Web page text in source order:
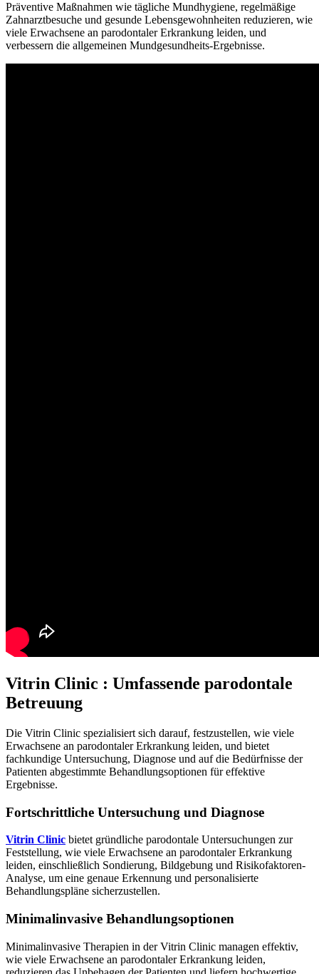
Präventive Maßnahmen wie tägliche Mundhygiene, regelmäßige
Zahnarztbesuche und gesunde Lebensgewohnheiten reduzieren, wie
viele Erwachsene an parodontaler Erkrankung leiden, und
verbessern die allgemeinen Mundgesundheits-Ergebnisse.
Vitrin Clinic : Umfassende parodontale
Betreuung
Die Vitrin Clinic spezialisiert sich darauf, festzustellen, wie viele
Erwachsene an parodontaler Erkrankung leiden, und bietet
fachkundige Untersuchung, Diagnose und auf die Bedürfnisse der
Patienten abgestimmte Behandlungsoptionen für effektive
Ergebnisse.
Fortschrittliche Untersuchung und Diagnose
Vitrin Clinic bietet gründliche parodontale Untersuchungen zur
Feststellung, wie viele Erwachsene an parodontaler Erkrankung
leiden, einschließlich Sondierung, Bildgebung und Risikofaktoren-
Analyse, um eine genaue Erkennung und personalisierte
Behandlungspläne sicherzustellen.
Minimalinvasive Behandlungsoptionen
Minimalinvasive Therapien in der Vitrin Clinic managen effektiv,
wie viele Erwachsene an parodontaler Erkrankung leiden,